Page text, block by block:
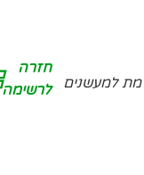
למעשנים
חזרה
לרשימה